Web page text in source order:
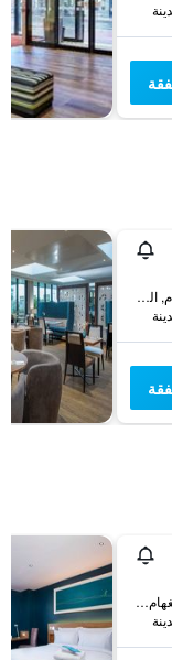
Richard Street, برمينغهام, المملكة المتحدة
230 Broad Street, برمينغهام, المملكة المتحدة